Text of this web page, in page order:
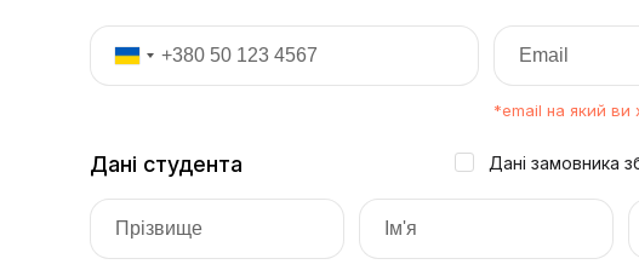
*email на який ви
Дані замовника
Дані студента